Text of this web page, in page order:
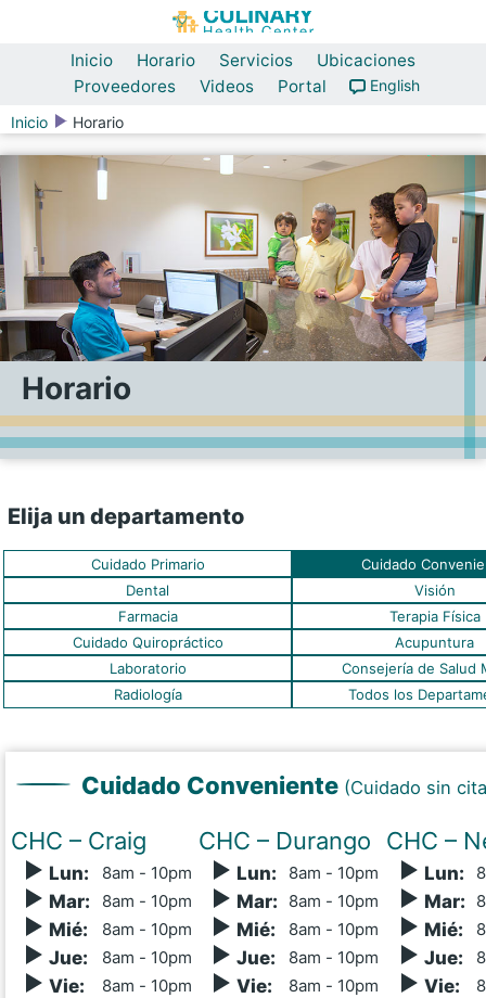
Inicio Horario Servicios
Ubicaciones
Proveedores
Videos Portal
English
Inicio
Horario
Horario
Elija un departamento
Cuidado Primario
Cuidado
Dental
Visión
Farmacia
Terapia Física
Cuidado Quiropráctico
Acupuntura
Laboratorio
Consejería de Salud
Radiología
Todos los
Cuidado Conveniente (Cuidado sin
CHC – Craig
Lun: 8am - 10pm
Mar: 8am - 10pm
Mié: 8am - 10pm
Jue: 8am - 10pm
Vie: 8am - 10pm
CHC – Durango
Lun: 8am - 10pm
Mar: 8am - 10pm
Mié: 8am - 10pm
Jue: 8am - 10pm
Vie: 8am - 10pm
CHC –
Lun: 8
Mar: 8
Mié: 8
Jue: 8
Vie: 8